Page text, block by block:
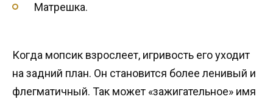
Матрешка.
Когда мопсик взрослеет, игривость его уходит
на задний план. Он становится более ленивый и
флегматичный. Так может «зажигательное» имя